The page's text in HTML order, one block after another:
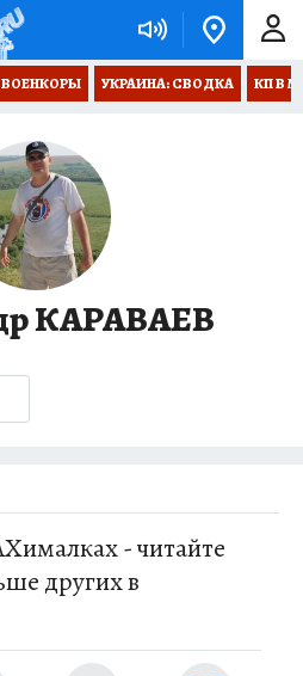
ВОЕНКОРЫ УКРАИНА: СВОДКА КП В
КАРАВАЕВ
- читайте
других в